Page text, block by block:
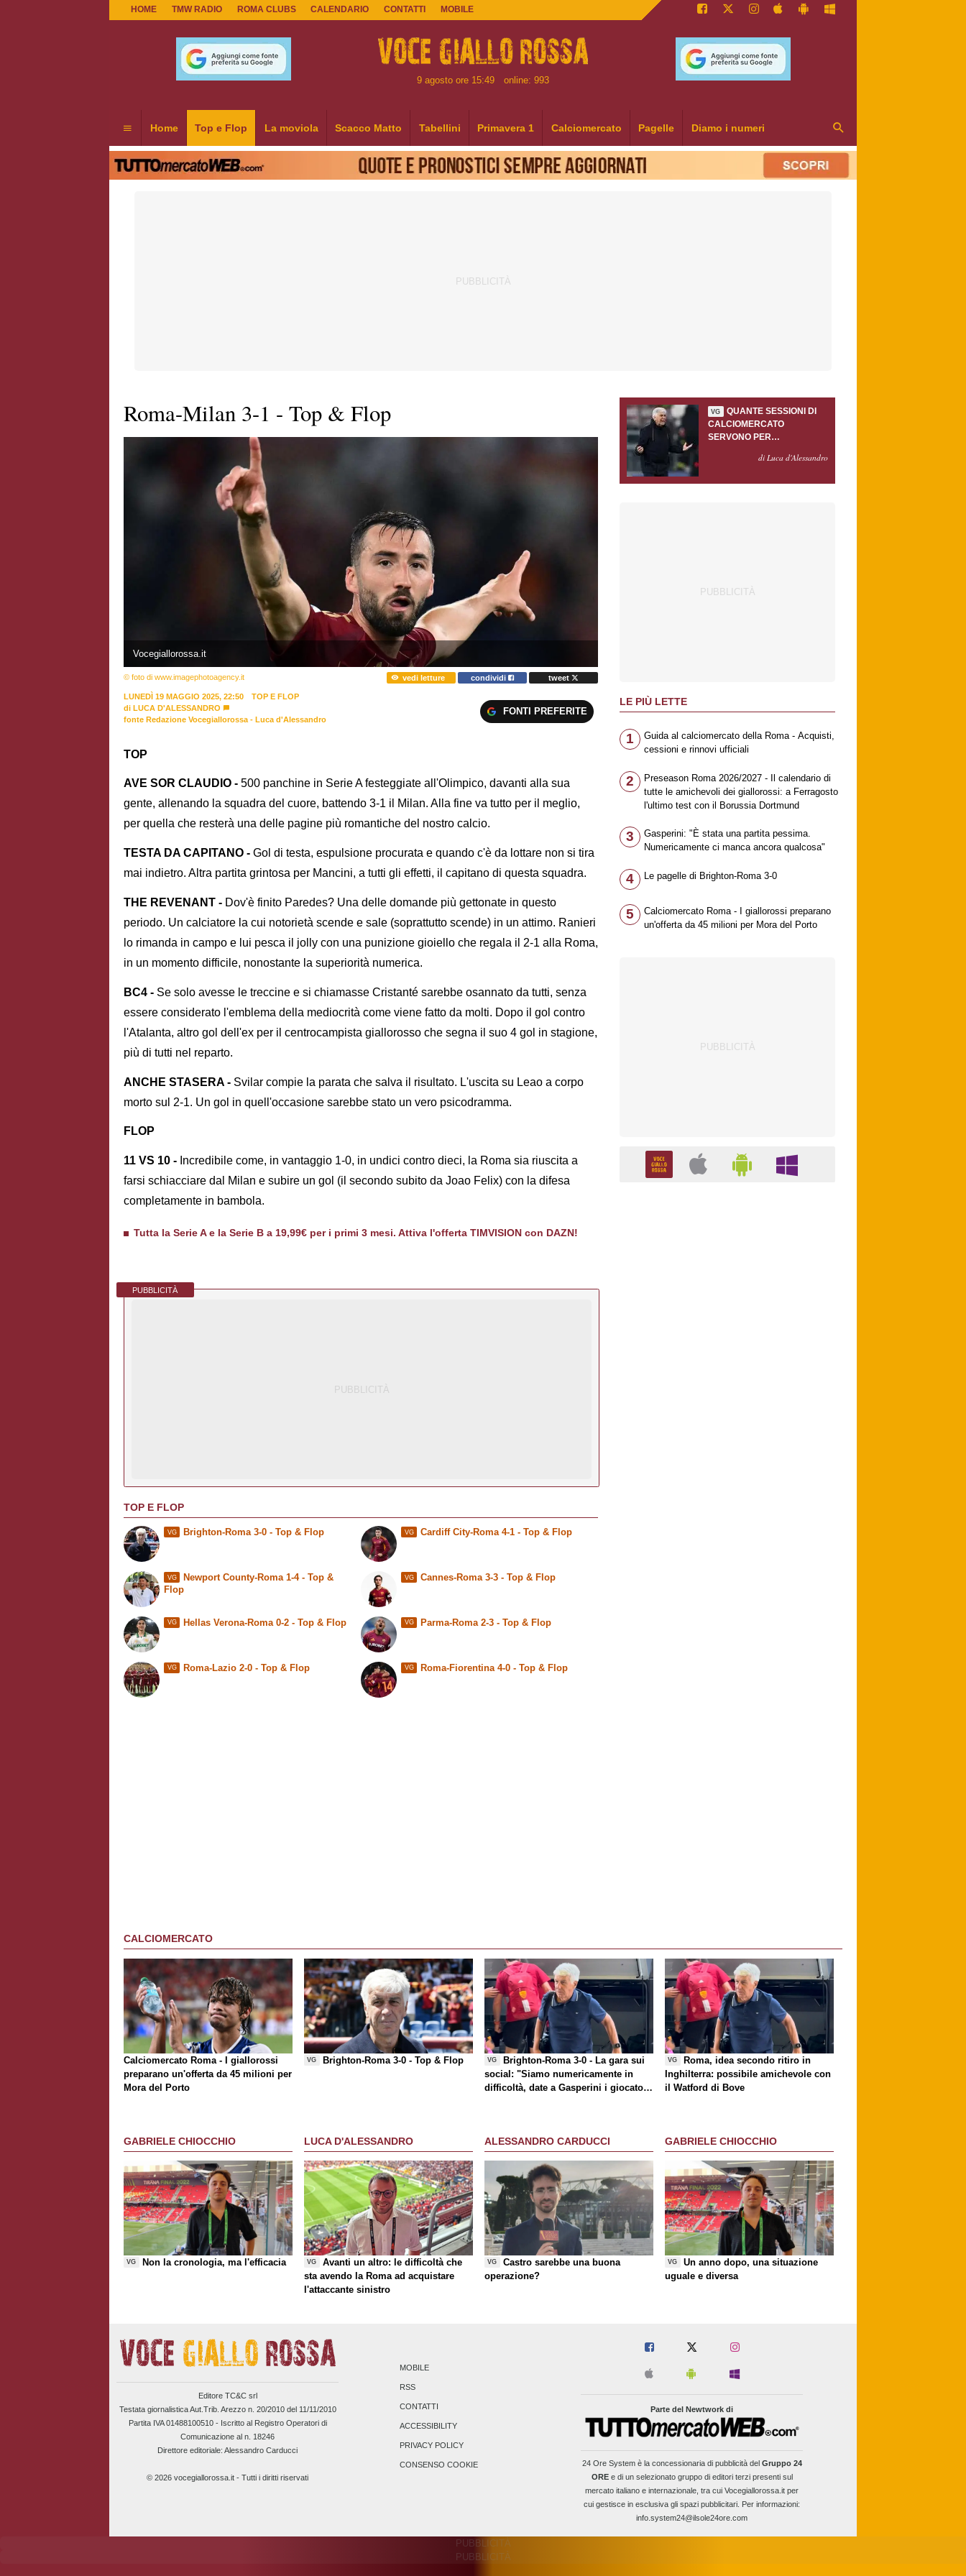
HOME TMW RADIO ROMA CLUBS CALENDARIO CONTATTI MOBILE
9 agosto ore 15:49 online: 993
Home Top e Flop La moviola Scacco Matto Tabellini Primavera 1 Calciomercato Pagelle Diamo i numeri
Roma-Milan 3-1 - Top & Flop
Vocegiallorossa.it
© foto di www.imagephotoagency.it vedi letture condividi tweet
LUNEDÌ 19 MAGGIO 2025, 22:50
TOP E FLOP
di LUCA D'ALESSANDRO
fonte Redazione Vocegiallorossa - Luca d'Alessandro
FONTI PREFERITE
TOP
AVE SOR CLAUDIO - 500 panchine in Serie A festeggiate all'Olimpico, davanti alla sua
gente, allenando la squadra del cuore, battendo 3-1 il Milan. Alla fine va tutto per il meglio,
per quella che resterà una delle pagine più romantiche del nostro calcio.
TESTA DA CAPITANO - Gol di testa, espulsione procurata e quando c'è da lottare non si tira
mai indietro. Altra partita grintosa per Mancini, a tutti gli effetti, il capitano di questa squadra.
THE REVENANT - Dov'è finito Paredes? Una delle domande più gettonate in questo
periodo. Un calciatore la cui notorietà scende e sale (soprattutto scende) in un attimo. Ranieri
lo rimanda in campo e lui pesca il jolly con una punizione gioiello che regala il 2-1 alla Roma,
in un momento difficile, nonostante la superiorità numerica.
BC4 - Se solo avesse le treccine e si chiamasse Cristanté sarebbe osannato da tutti, senza
essere considerato l'emblema della mediocrità come viene fatto da molti. Dopo il gol contro
l'Atalanta, altro gol dell'ex per il centrocampista giallorosso che segna il suo 4 gol in stagione,
più di tutti nel reparto.
ANCHE STASERA - Svilar compie la parata che salva il risultato. L'uscita su Leao a corpo
morto sul 2-1. Un gol in quell'occasione sarebbe stato un vero psicodramma.
FLOP
11 VS 10 - Incredibile come, in vantaggio 1-0, in undici contro dieci, la Roma sia riuscita a
farsi schiacciare dal Milan e subire un gol (il secondo subito da Joao Felix) con la difesa
completamente in bambola.
Tutta la Serie A e la Serie B a 19,99€ per i primi 3 mesi. Attiva l'offerta TIMVISION con DAZN!
PUBBLICITÀ
TOP E FLOP
VG Brighton-Roma 3-0 - Top & Flop
VG Newport County-Roma 1-4 - Top &
Flop
VG Cardiff City-Roma 4-1 - Top & Flop
VG Cannes-Roma 3-3 - Top & Flop
VG Hellas Verona-Roma 0-2 - Top & Flop
VG Roma-Lazio 2-0 - Top & Flop
VG Parma-Roma 2-3 - Top & Flop
VG Roma-Fiorentina 4-0 - Top & Flop
VG
QUANTE SESSIONI DI
CALCIOMERCATO
SERVONO PER
GASPERINI?di Luca d'Alessandro
LE PIÙ LETTE
1
Guida al calciomercato della Roma - Acquisti,
cessioni e rinnovi ufficiali
2
Preseason Roma 2026/2027 - Il calendario di
tutte le amichevoli dei giallorossi: a Ferragosto
l'ultimo test con il Borussia Dortmund
3
Gasperini: "È stata una partita pessima.
Numericamente ci manca ancora qualcosa"
4 Le pagelle di Brighton-Roma 3-0
5
Calciomercato Roma - I giallorossi preparano
un'offerta da 45 milioni per Mora del Porto
CALCIOMERCATO
Calciomercato Roma - I giallorossi
preparano un'offerta da 45 milioni per
Mora del Porto
VG Brighton-Roma 3-0 -Top & Flop VG
Brighton-Roma 3-0 - La gara sui
social: "Siamo numericamente in
difficoltà, date a Gasperini i giocatori
VG
Roma, idea secondo ritiro in
Inghilterra: possibile amichevole con
il Watford di Bove
GABRIELE CHIOCCHIO
VG Non la cronologia, ma l'efficacia
LUCA D'ALESSANDRO
VG
Avanti un altro: le difficoltà che
sta avendo la Roma ad acquistare
l'attaccante sinistro
ALESSANDRO CARDUCCI
VG
Castro sarebbe una buona
operazione?
GABRIELE CHIOCCHIO
VG
Un anno dopo, una situazione
uguale e diversa
Editore TC&C srl
Testata giornalistica Aut.Trib. Arezzo n. 20/2010 del 11/11/2010
Partita IVA 01488100510 - Iscritto al Registro Operatori di
Comunicazione al n. 18246
Direttore editoriale: Alessandro Carducci
© 2026 vocegiallorossa.it - Tutti i diritti riservati
MOBILE
RSS
CONTATTI
ACCESSIBILITY
PRIVACY POLICY
CONSENSO COOKIE
Parte del Newtwork di
24 Ore Systemè la concessionaria di pubblicità del Gruppo 24
OREe di un selezionato gruppo di editori terzi presenti sul
mercato italiano e internazionale, tra cui Vocegiallorossa.it per
cui gestisce in esclusiva gli spazi pubblicitari. Per informazioni:
info.system24@ilsole24ore.com